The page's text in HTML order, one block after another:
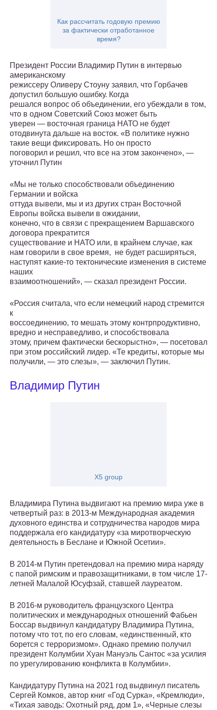
Как рассчитать годовую премию
за фактически отработанное
время?
Президент России Владимир Путин в интервью
американскому
режиссеру Оливеру Стоуну заявил, что Горбачев
допустил большую ошибку. Когда
решался вопрос об объединении, его убеждали в том,
что в одном Советский Союз может быть
уверен — восточная граница НАТО не будет
отодвинута дальше на восток. «В политике нужно
такие вещи фиксировать. Но он просто
поговорил и решил, что все на этом закончено», —
уточнил Путин
«Мы не только способствовали объединению
Германии и войска
оттуда вывели, мы и из других стран Восточной
Европы войска вывели в ожидании,
конечно, что в связи с прекращением Варшавского
договора прекратится
существование и НАТО или, в крайнем случае, как
нам говорили в свое время, не будет расширяться,
наступят какие-то тектонические изменения в системе
наших
взаимоотношений», — сказал президент России.
«Россия считала, что если немецкий народ стремится
к
воссоединению, то мешать этому контрпродуктивно,
вредно и несправедливо, и способствовала
этому, причем фактически бескорыстно», — посетовал
при этом российский лидер. «Те кредиты, которые мы
получили, — это слезы», — заключил Путин.
Владимир Путин
X5 group
Владимира Путина выдвигают на премию мира уже в
четвертый раз: в 2013-м Международная академия
духовного единства и сотрудничества народов мира
поддержала его кандидатуру «за миротворческую
деятельность в Беслане и Южной Осетии».
В 2014-м Путин претендовал на премию мира наряду
с папой римским и правозащитниками, в том числе 17-
летней Малалой Юсуфзай, ставшей лауреатом.
В 2016-м руководитель французского Центра
политических и международных отношений Фабьен
Боссар выдвинул кандидатуру Владимира Путина,
потому что тот, по его словам, «единственный, кто
борется с терроризмом». Однако премию получил
президент Колумбии Хуан Мануэль Сантос «за усилия
по урегулированию конфликта в Колумбии».
Кандидатуру Путина на 2021 год выдвинул писатель
Сергей Комков, автор книг «Год Сурка», «Кремлюди»,
«Тихая заводь: Охотный ряд, дом 1», «Черные слезы